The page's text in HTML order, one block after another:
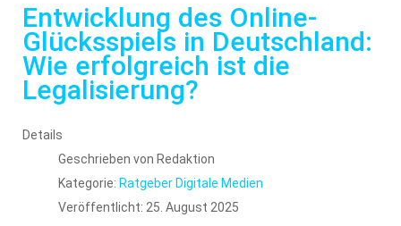
Entwicklung des Online-
Glücksspiels in Deutschland:
Wie erfolgreich ist die
Legalisierung?
Details
Geschrieben von Redaktion
Kategorie: Ratgeber Digitale Medien
Veröffentlicht: 25. August 2025